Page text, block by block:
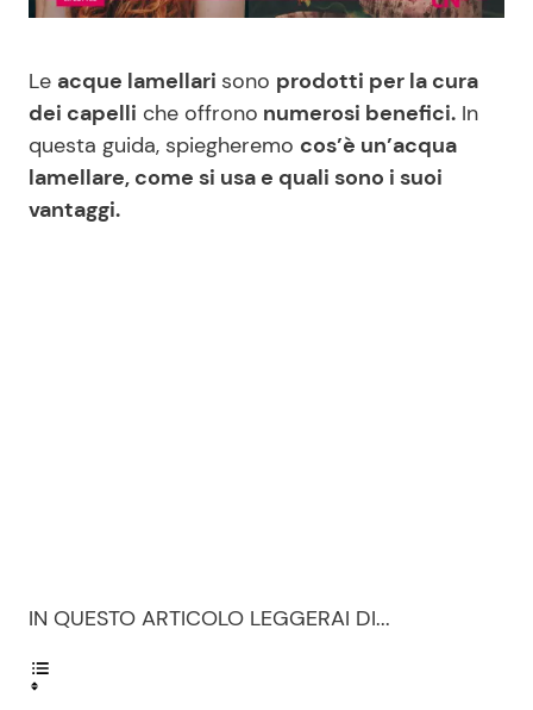
Casa
Moda e Style
Mondo Mamma
Consigli di Cucina
Dolci
Seguici
Le acque lamellari sono prodotti per la cura
dei capelli che offrono numerosi benefici. In
questa guida, spiegheremo cos’è un’acqua
lamellare, come si usa e quali sono i suoi
vantaggi.
IN QUESTO ARTICOLO LEGGERAI DI...